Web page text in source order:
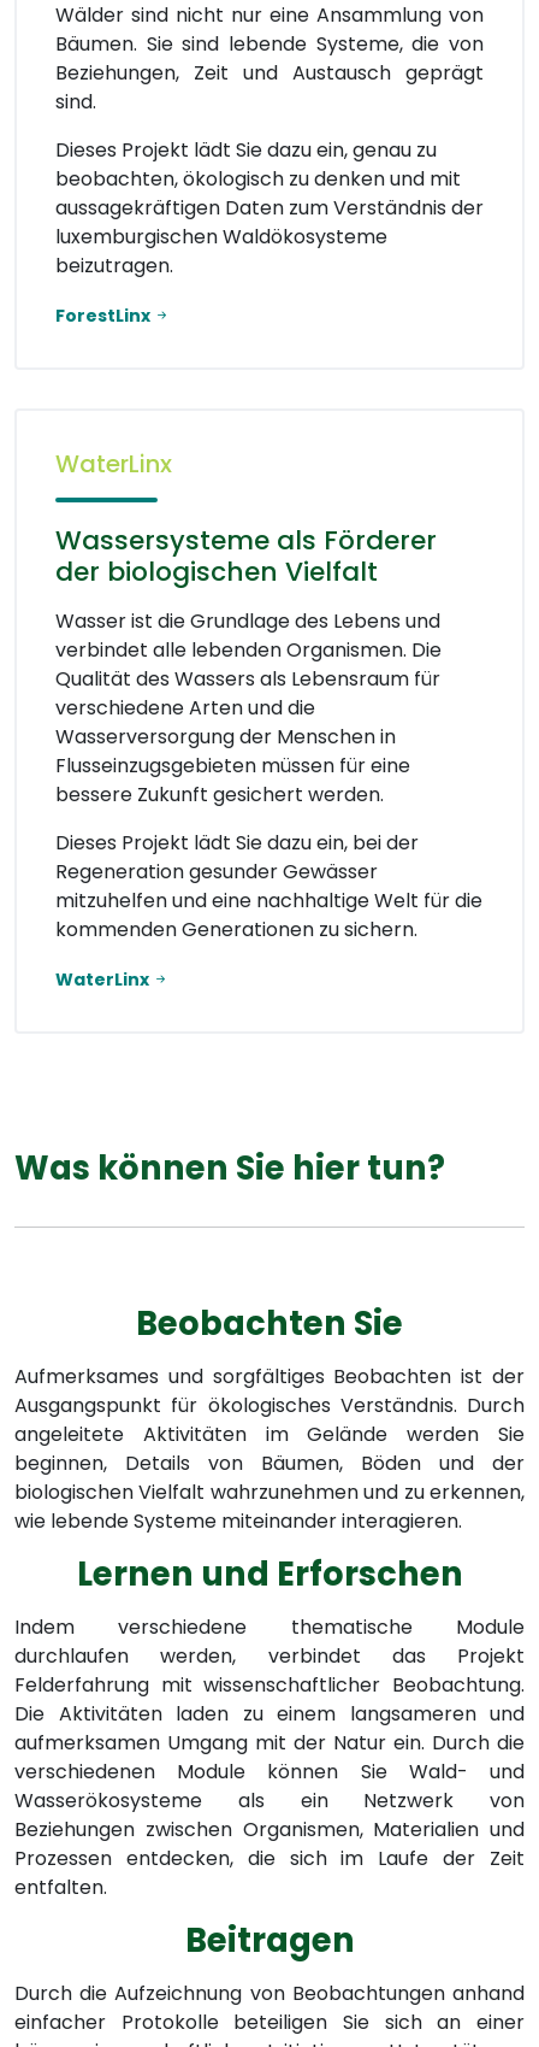
Wälder sind nicht nur eine Ansammlung von
Bäumen. Sie sind lebende Systeme, die von
Beziehungen, Zeit und Austausch geprägt
sind.
Dieses Projekt lädt Sie dazu ein, genau zu
beobachten, ökologisch zu denken und mit
aussagekräftigen Daten zum Verständnis der
luxemburgischen Waldökosysteme
beizutragen.
ForestLinx
WaterLinx
Wassersysteme als Förderer
der biologischen Vielfalt
Wasser ist die Grundlage des Lebens und
verbindet alle lebenden Organismen. Die
Qualität des Wassers als Lebensraum für
verschiedene Arten und die
Wasserversorgung der Menschen in
Flusseinzugsgebieten müssen für eine
bessere Zukunft gesichert werden.
Dieses Projekt lädt Sie dazu ein, bei der
Regeneration gesunder Gewässer
mitzuhelfen und eine nachhaltige Welt für die
kommenden Generationen zu sichern.
WaterLinx
Was können Sie hier tun?
Beobachten Sie
Aufmerksames und sorgfältiges Beobachten ist der
Ausgangspunkt für ökologisches Verständnis. Durch
angeleitete Aktivitäten im Gelände werden Sie
beginnen, Details von Bäumen, Böden und der
biologischen Vielfalt wahrzunehmen und zu erkennen,
wie lebende Systeme miteinander interagieren.
Lernen und Erforschen
Indem verschiedene thematische Module
durchlaufen werden, verbindet das Projekt
Felderfahrung mit wissenschaftlicher Beobachtung.
Die Aktivitäten laden zu einem langsameren und
aufmerksamen Umgang mit der Natur ein. Durch die
verschiedenen Module können Sie Wald- und
Wasserökosysteme als ein Netzwerk von
Beziehungen zwischen Organismen, Materialien und
Prozessen entdecken, die sich im Laufe der Zeit
entfalten.
Beitragen
Durch die Aufzeichnung von Beobachtungen anhand
einfacher Protokolle beteiligen Sie sich an einer